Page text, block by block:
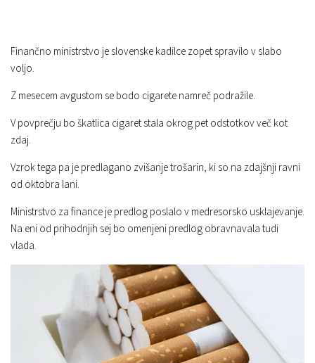
Finančno ministrstvo je slovenske kadilce zopet spravilo v slabo
voljo.
Z mesecem avgustom se bodo cigarete namreč podražile.
V povprečju bo škatlica cigaret stala okrog pet odstotkov več kot
zdaj.
Vzrok tega pa je predlagano zvišanje trošarin, ki so na zdajšnji ravni
od oktobra lani.
Ministrstvo za finance je predlog poslalo v medresorsko usklajevanje.
Na eni od prihodnjih sej bo omenjeni predlog obravnavala tudi
vlada.